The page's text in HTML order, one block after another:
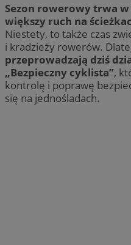
Sezon rowerowy trwa w
większy ruch na
Niestety, to także czas
i kradzieży rowerów.
przeprowadzają dziś
„Bezpieczny cyklista”,
kontrolę i poprawę
się na jednośladach.